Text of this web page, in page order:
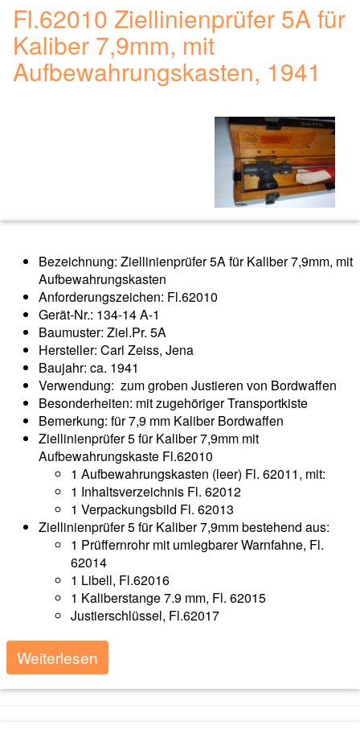
Fl.62010 Ziellinienprüfer 5A für
Kaliber 7,9mm, mit
Aufbewahrungskasten, 1941
Bezeichnung: Ziellinienprüfer 5A für Kaliber 7,9mm, mit
Aufbewahrungskasten
Anforderungszeichen: Fl.62010
Gerät-Nr.: 134-14 A-1
Baumuster: Ziel.Pr. 5A
Hersteller: Carl Zeiss, Jena
Baujahr: ca. 1941
Verwendung: zum groben Justieren von Bordwaffen
Besonderheiten: mit zugehöriger Transportkiste
Bemerkung: für 7,9 mm Kaliber Bordwaffen
Ziellinienprüfer 5 für Kaliber 7,9mm mit
Aufbewahrungskaste Fl.62010
1 Aufbewahrungskasten (leer) Fl. 62011, mit:
1 Inhaltsverzeichnis Fl. 62012
1 Verpackungsbild Fl. 62013
Ziellinienprüfer 5 für Kaliber 7,9mm bestehend aus:
1 Prüffernrohr mit umlegbarer Warnfahne, Fl.
62014
1 Libell, Fl.62016
1 Kaliberstange 7.9 mm, Fl. 62015
Justierschlüssel, Fl.62017
Weiterlesen